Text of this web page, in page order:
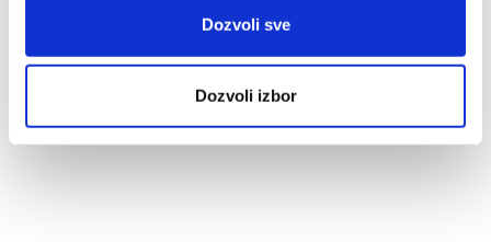
Dozvoli sve
Dozvoli izbor
NETO TEŽINA (KG)